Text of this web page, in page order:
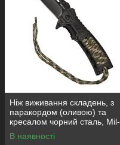
Ніж виживання складень, з
паракордом (оливою) та
кресалом чорний сталь, Mil-
Tec (Німеччина)
В наявності